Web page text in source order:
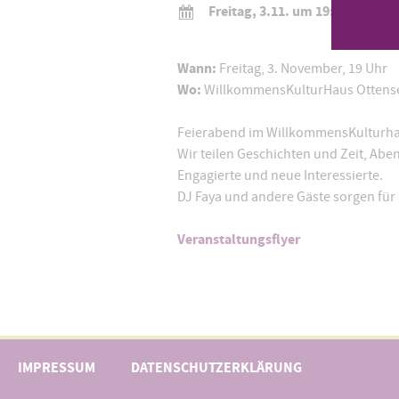
Freitag, 3.11. um 19:00 Uhr
Wann: Freitag, 3. November, 19 Uhr
Wo: WillkommensKulturHaus
Feierabend im
Wir teilen Geschichten und Zeit,
Engagierte und neue Interessierte.
DJ Faya und andere Gäste sorgen
Veranstaltungsflyer
IMPRESSUM DATENSCHUTZERKLÄRUNG